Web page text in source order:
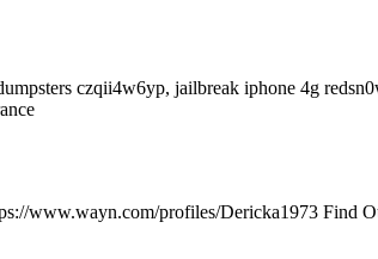
czqii4w6yp, jailbreak iphone 4g
www.wayn.com/profiles/Dericka1973 Find